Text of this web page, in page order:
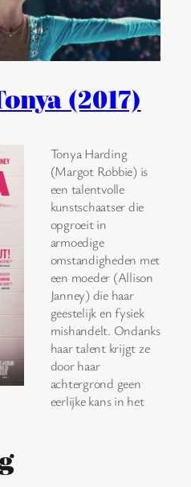
(2017)
Tonya Harding
(Margot Robbie) is
een talentvolle
kunstschaatser die
opgroeit in
armoedige
omstandigheden met
een moeder (Allison
Janney) die haar
geestelijk en fysiek
mishandelt. Ondanks
haar talent krijgt ze
door haar
achtergrond geen
eerlijke kans in het